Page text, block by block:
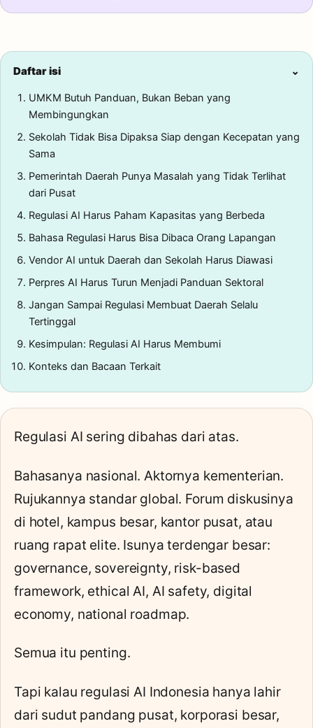
Daftar isi ⌄
UMKM Butuh Panduan, Bukan Beban yang
Membingungkan
Sekolah Tidak Bisa Dipaksa Siap dengan Kecepatan yang
Sama
Pemerintah Daerah Punya Masalah yang Tidak Terlihat
dari Pusat
Regulasi AI Harus Paham Kapasitas yang Berbeda
Bahasa Regulasi Harus Bisa Dibaca Orang Lapangan
Vendor AI untuk Daerah dan Sekolah Harus Diawasi
Perpres AI Harus Turun Menjadi Panduan Sektoral
Jangan Sampai Regulasi Membuat Daerah Selalu
Tertinggal
Kesimpulan: Regulasi AI Harus Membumi
Konteks dan Bacaan Terkait
Regulasi AI sering dibahas dari atas.
Bahasanya nasional. Aktornya kementerian.
Rujukannya standar global. Forum diskusinya
di hotel, kampus besar, kantor pusat, atau
ruang rapat elite. Isunya terdengar besar:
governance, sovereignty, risk-based
framework, ethical AI, AI safety, digital
economy, national roadmap.
Semua itu penting.
Tapi kalau regulasi AI Indonesia hanya lahir
dari sudut pandang pusat, korporasi besar,